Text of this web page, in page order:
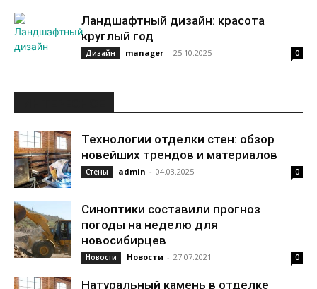
Ландшафтный дизайн: красота
круглый год
Дизайн manager - 25.10.2025 0
Технологии отделки стен: обзор
новейших трендов и материалов
Стены admin - 04.03.2025 0
Синоптики составили прогноз
погоды на неделю для
новосибирцев
Новости Новости - 27.07.2021 0
Натуральный камень в отделке